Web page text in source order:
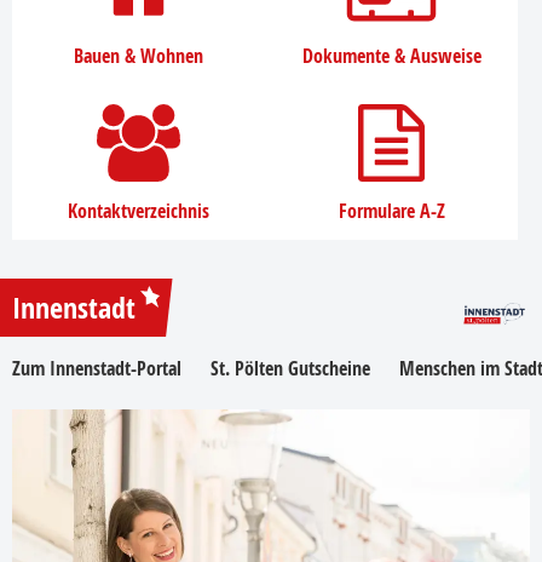
Bauen & Wohnen Dokumente & Ausweise
Kontaktverzeichnis Formulare A-Z
Innenstadt
Zum Innenstadt-Portal St. Pölten Gutscheine Menschen im